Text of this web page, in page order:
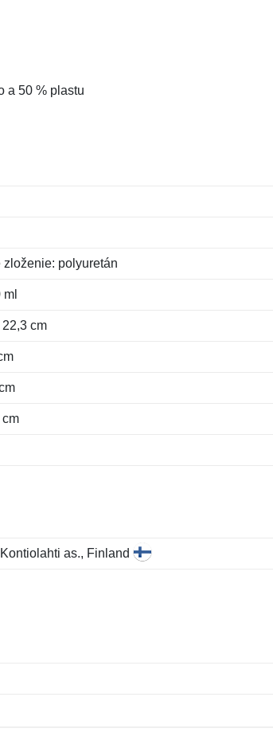
a 50 % plastu
zloženie: polyuretán
cm
cm
as., Finland